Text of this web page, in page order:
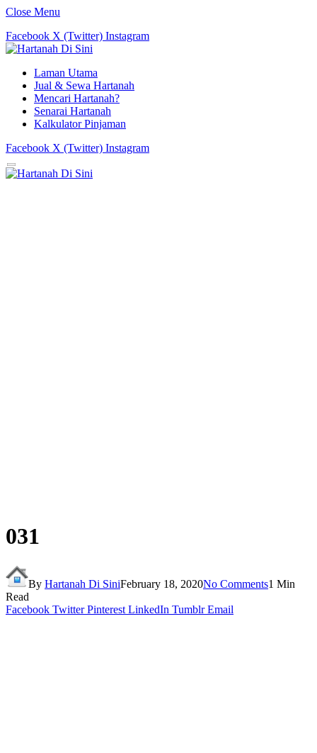
Close Menu
Facebook X (Twitter) Instagram
Laman Utama
Jual & Sewa Hartanah
Mencari Hartanah?
Senarai Hartanah
Kalkulator Pinjaman
Facebook X (Twitter) Instagram
031
By Hartanah Di SiniFebruary 18, 2020No Comments1 Min
Read
Facebook Twitter Pinterest LinkedIn Tumblr Email